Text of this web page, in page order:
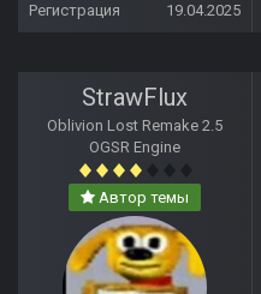
Регистрация
19.04.2025
StrawFlux
Oblivion Lost Remake 2.5
OGSR Engine
Автор темы